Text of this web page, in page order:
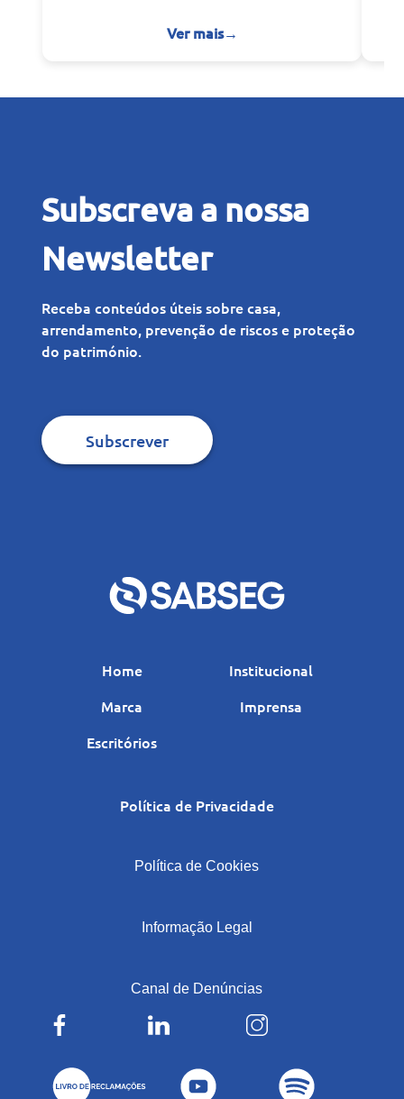
Ver mais→
Subscreva a nossa
Newsletter
Receba conteúdos úteis sobre casa,
arrendamento, prevenção de riscos e proteção
do património.
Subscrever
Home
Institucional
Marca
Imprensa
Escritórios
Política de Privacidade
Política de Cookies
Informação Legal
Canal de Denúncias